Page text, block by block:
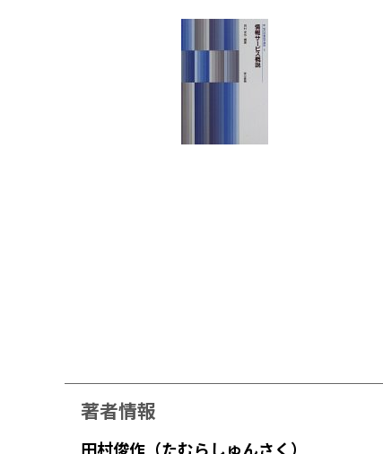
著者情報
田村俊作（たむらしゅんさく）